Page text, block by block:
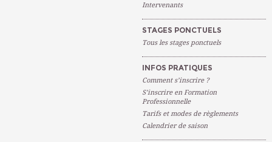
Intervenants
STAGES PONCTUELS
Tous les stages ponctuels
INFOS PRATIQUES
Comment s’inscrire ?
S’inscrire en Formation
Professionnelle
Tarifs et modes de règlements
Calendrier de saison